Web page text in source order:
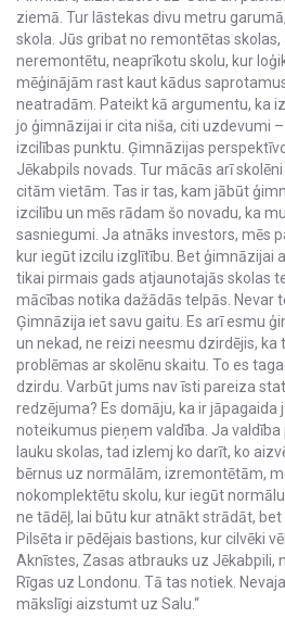
ziemā. Tur lāstekas divu metru
skola. Jūs gribat no remontētas
neremontētu, neaprīkotu skolu, kur
mēģinājām rast kaut kādus
neatradām. Pateikt kā argumentu, ka
jo ģimnāzijai ir cita niša, citi uzdevumi
izcilības punktu. Ģimnāzijas
Jēkabpils novads. Tur mācās arī
citām vietām. Tas ir tas, kam jābūt
izcilību un mēs rādam šo novadu, ka
sasniegumi. Ja atnāks investors, mēs
kur iegūt izcilu izglītību. Bet ģimnāzijai
tikai pirmais gads atjaunotajās skolas
mācības notika dažādās telpās. Nevar
Ģimnāzija iet savu gaitu. Es arī esmu
un nekad, ne reizi neesmu dzirdējis, ka
problēmas ar skolēnu skaitu. To es
dzirdu. Varbūt jums nav īsti pareiza
redzējuma? Es domāju, ka ir jāpagaida
noteikumus pieņem valdība. Ja valdība
lauku skolas, tad izlemj ko darīt, ko
bērnus uz normālām, izremontētām,
nokomplektētu skolu, kur iegūt
ne tādēļ, lai būtu kur atnākt strādāt,
Pilsēta ir pēdējais bastions, kur cilvēki
Aknīstes, Zasas atbrauks uz Jēkabpili,
Rīgas uz Londonu. Tā tas notiek.
mākslīgi aizstumt uz Salu.“